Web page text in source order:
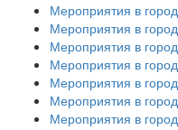
Мероприятия в
Мероприятия в
Мероприятия в
Мероприятия в
Мероприятия в
Мероприятия в
Мероприятия в